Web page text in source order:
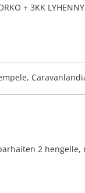
+ 3KK
2 hengelle,